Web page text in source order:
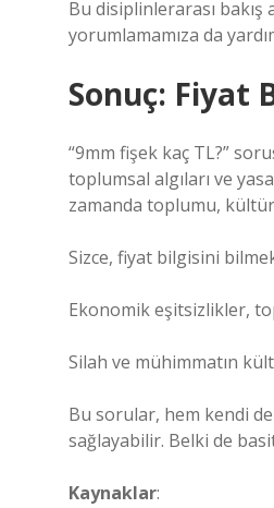
Bu disiplinlerarası bakış
yorumlamamıza da
Sonuç: Fiyat
“9mm fişek kaç TL?”
toplumsal algıları ve
zamanda toplumu,
Sizce, fiyat bilgisini
Ekonomik eşitsizlikler,
Silah ve mühimmatın
Bu sorular, hem kendi
sağlayabilir. Belki de
Kaynaklar: